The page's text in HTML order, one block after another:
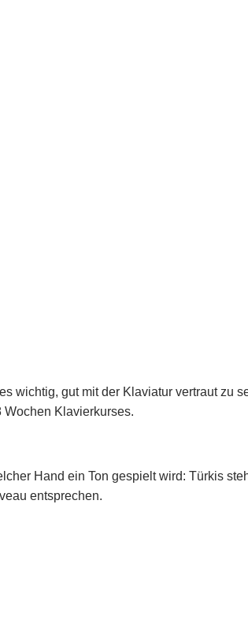
wichtig, gut mit der Klaviatur vertraut zu
Klavierkurses.
Hand ein Ton gespielt wird: Türkis
entsprechen.